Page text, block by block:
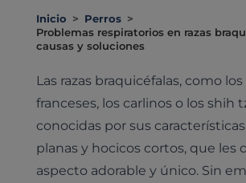
Inicio > Perros >
Problemas respiratorios en razas
causas y soluciones
Las razas braquicéfalas, como
franceses, los carlinos o los shih
conocidas por sus características
planas y hocicos cortos, que les
aspecto adorable y único. Sin